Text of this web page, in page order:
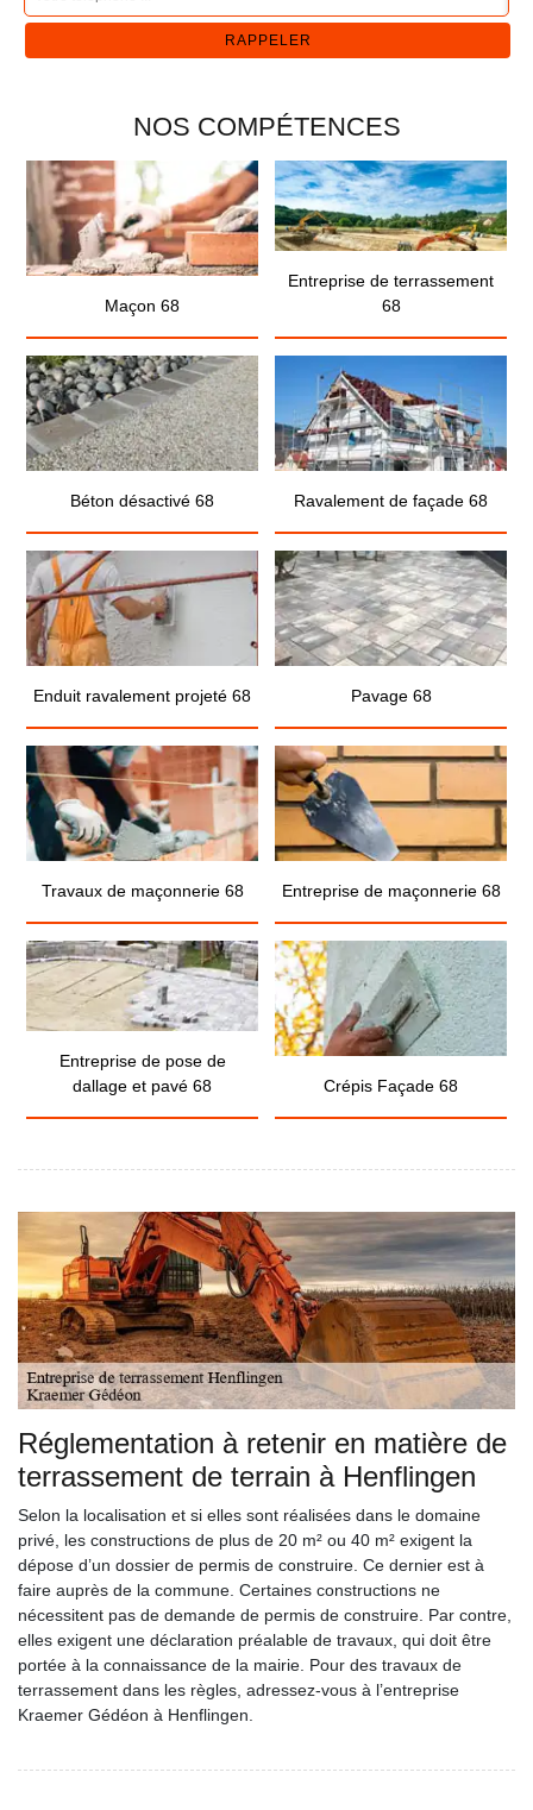
NOS COMPÉTENCES
Maçon 68
Entreprise de terrassement
68
Béton désactivé 68 Ravalement de façade 68
Enduit ravalement projeté 68 Pavage 68
Travaux de maçonnerie 68 Entreprise de maçonnerie 68
Entreprise de pose de
dallage et pavé 68
Crépis Façade 68
Réglementation à retenir en matière de
terrassement de terrain à Henflingen
Selon la localisation et si elles sont réalisées dans le domaine
privé, les constructions de plus de 20 m² ou 40 m² exigent la
dépose d’un dossier de permis de construire. Ce dernier est à
faire auprès de la commune. Certaines constructions ne
nécessitent pas de demande de permis de construire. Par contre,
elles exigent une déclaration préalable de travaux, qui doit être
portée à la connaissance de la mairie. Pour des travaux de
terrassement dans les règles, adressez-vous à l’entreprise
Kraemer Gédéon à Henflingen.